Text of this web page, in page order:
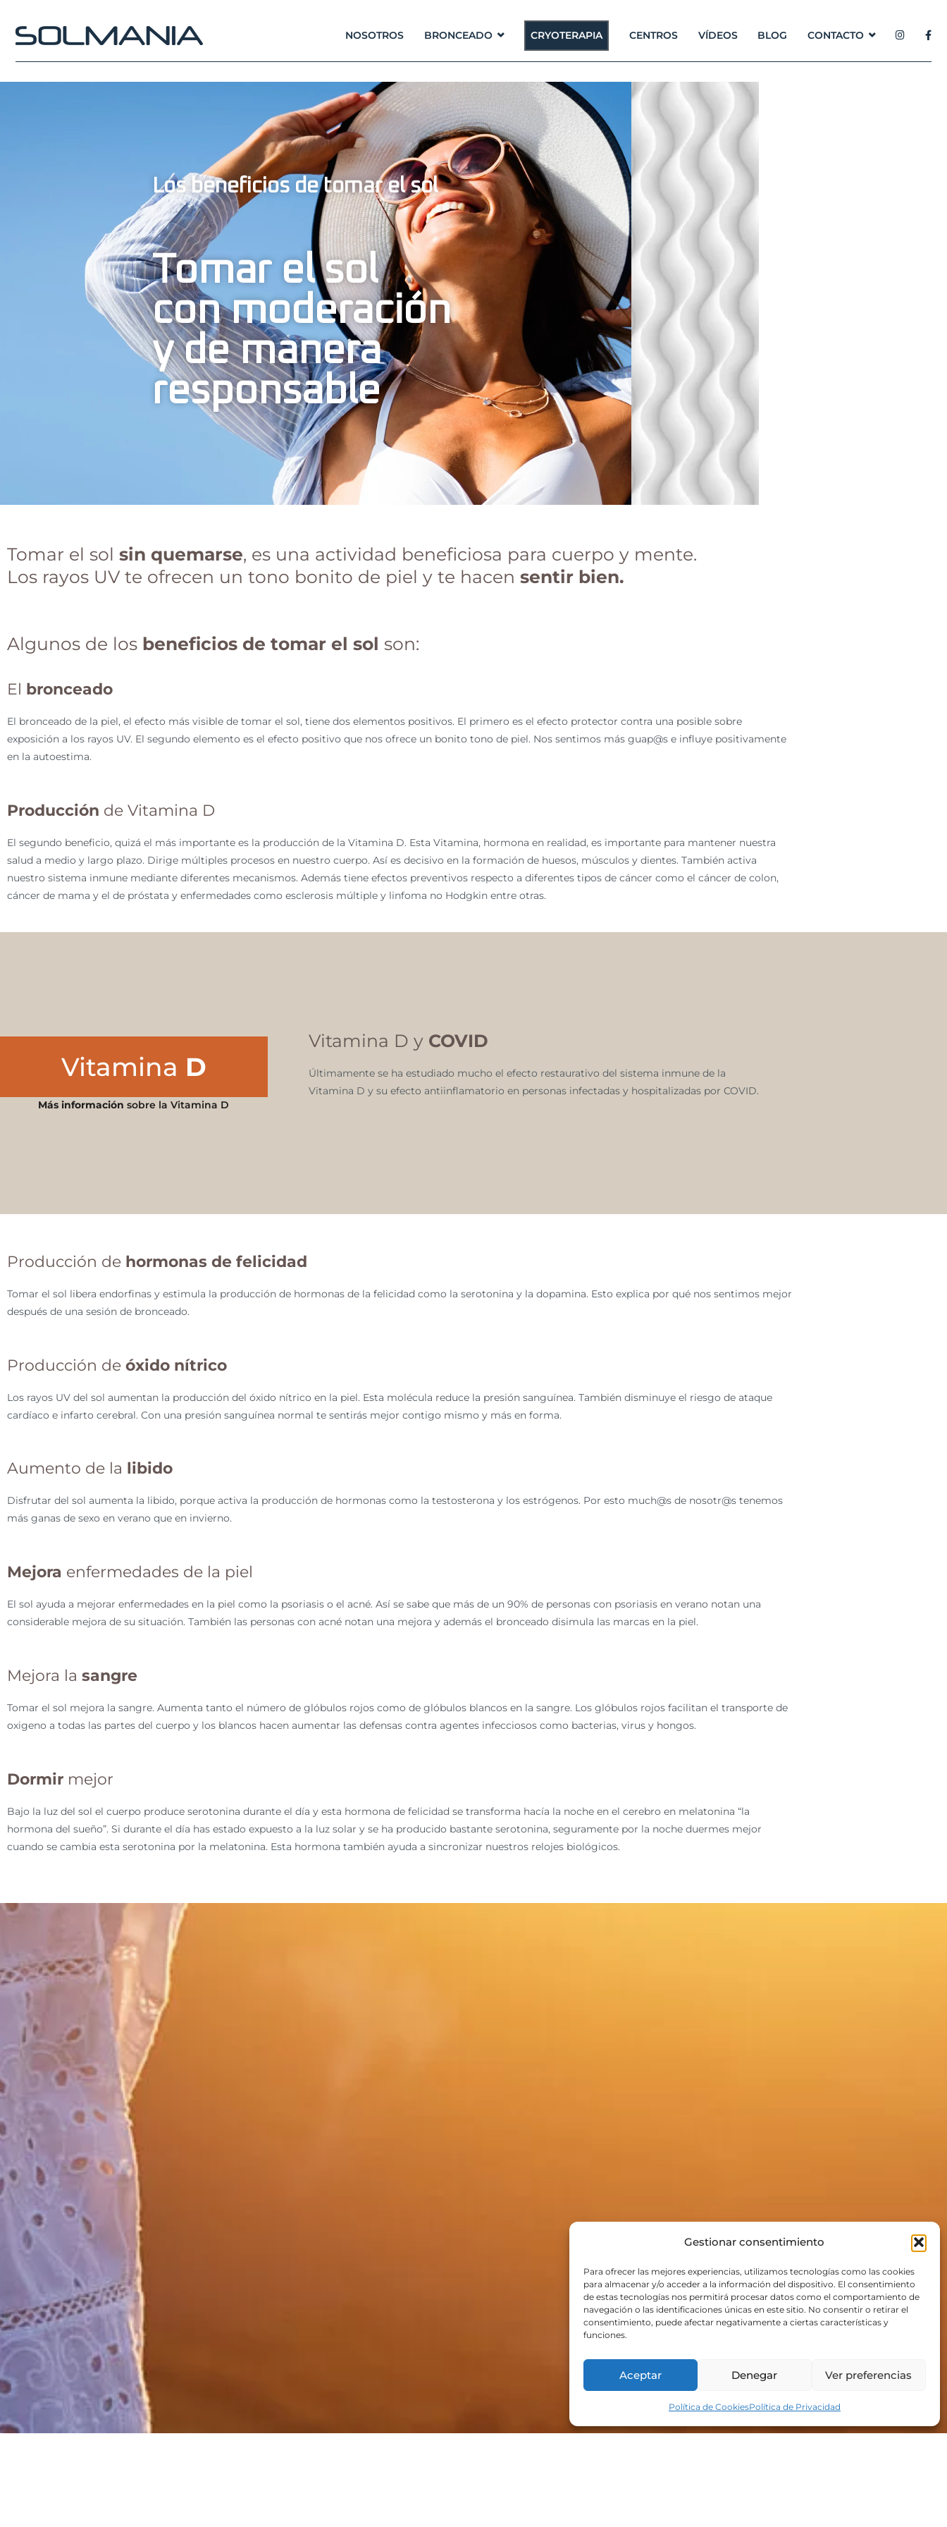
Gestionar consentimiento
Para ofrecer las mejores experiencias, utilizamos tecnologías como las cookies
para almacenar y/o acceder a la información del dispositivo. El consentimiento
de estas tecnologías nos permitirá procesar datos como el comportamiento de
navegación o las identificaciones únicas en este sitio. No consentir o retirar el
consentimiento, puede afectar negativamente a ciertas características y
funciones.
Aceptar Denegar Ver preferencias
Política de CookiesPolítica de Privacidad
NOSOTROS BRONCEADO CRYOTERAPIA CENTROS VÍDEOS BLOG CONTACTO
Los beneficios de tomar el sol
Tomar el sol
con moderación
y de manera
responsable
Tomar el sol sin quemarse, es una actividad beneficiosa para cuerpo y mente.
Los rayos UV te ofrecen un tono bonito de piel y te hacen sentir bien.
Algunos de los beneficios de tomar el sol son:
El bronceado
El bronceado de la piel, el efecto más visible de tomar el sol, tiene dos elementos positivos. El primero es el efecto protector contra una posible sobre
exposición a los rayos UV. El segundo elemento es el efecto positivo que nos ofrece un bonito tono de piel. Nos sentimos más guap@s e influye positivamente
en la autoestima.
Producción de Vitamina D
El segundo beneficio, quizá el más importante es la producción de la Vitamina D. Esta Vitamina, hormona en realidad, es importante para mantener nuestra
salud a medio y largo plazo. Dirige múltiples procesos en nuestro cuerpo. Así es decisivo en la formación de huesos, músculos y dientes. También activa
nuestro sistema inmune mediante diferentes mecanismos. Además tiene efectos preventivos respecto a diferentes tipos de cáncer como el cáncer de colon,
cáncer de mama y el de próstata y enfermedades como esclerosis múltiple y linfoma no Hodgkin entre otras.
Vitamina D
Más información sobre la Vitamina D
Vitamina D y COVID
Últimamente se ha estudiado mucho el efecto restaurativo del sistema inmune de la
Vitamina D y su efecto antiinflamatorio en personas infectadas y hospitalizadas por COVID.
Producción de hormonas de felicidad
Tomar el sol libera endorfinas y estimula la producción de hormonas de la felicidad como la serotonina y la dopamina. Esto explica por qué nos sentimos mejor
después de una sesión de bronceado.
Producción de óxido nítrico
Los rayos UV del sol aumentan la producción del óxido nítrico en la piel. Esta molécula reduce la presión sanguínea. También disminuye el riesgo de ataque
cardíaco e infarto cerebral. Con una presión sanguínea normal te sentirás mejor contigo mismo y más en forma.
Aumento de la libido
Disfrutar del sol aumenta la libido, porque activa la producción de hormonas como la testosterona y los estrógenos. Por esto much@s de nosotr@s tenemos
más ganas de sexo en verano que en invierno.
Mejora enfermedades de la piel
El sol ayuda a mejorar enfermedades en la piel como la psoriasis o el acné. Así se sabe que más de un 90% de personas con psoriasis en verano notan una
considerable mejora de su situación. También las personas con acné notan una mejora y además el bronceado disimula las marcas en la piel.
Mejora la sangre
Tomar el sol mejora la sangre. Aumenta tanto el número de glóbulos rojos como de glóbulos blancos en la sangre. Los glóbulos rojos facilitan el transporte de
oxigeno a todas las partes del cuerpo y los blancos hacen aumentar las defensas contra agentes infecciosos como bacterias, virus y hongos.
Dormir mejor
Bajo la luz del sol el cuerpo produce serotonina durante el día y esta hormona de felicidad se transforma hacía la noche en el cerebro en melatonina “la
hormona del sueño”. Si durante el día has estado expuesto a la luz solar y se ha producido bastante serotonina, seguramente por la noche duermes mejor
cuando se cambia esta serotonina por la melatonina. Esta hormona también ayuda a sincronizar nuestros relojes biológicos.